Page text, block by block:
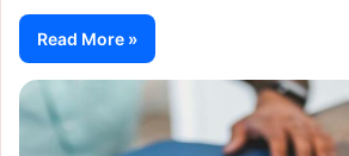
Read More »